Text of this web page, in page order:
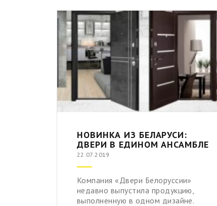
НОВИНКА ИЗ БЕЛАРУСИ:
ДВЕРИ В ЕДИНОМ АНСАМБЛЕ
22.07.2019
Компания «Двери Белоруссии»
недавно выпустила продукцию,
выполненную в одном дизайне.